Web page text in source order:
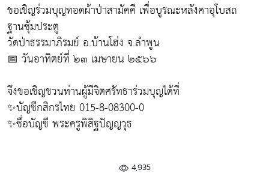
ขอเชิญร่วมบุญทอดผ้าป่าสามัคคี เพื่อบูรณะหลังคาอุโบสถ
ฐานซุ้มประตู
วัดป่าธรรมาภิรมย์ อ.บ้านโฮ่ง จ.ลำพูน
📅 วันอาทิตย์ที่ ๒๓ เมษายน ๒๕๖๖
จึงขอเชิญชวนท่านผู้มีจิตศรัทธาร่วมบุญได้ที่
✨บัญชีกสิกรไทย 015-8-08300-0
✨ชื่อบัญชี พระครูพิสิฐปัญญวุธ
4,935